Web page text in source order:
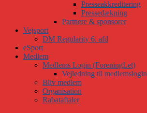
Presseakkreditering
Pressedækning
Partnere & sponsorer
Vejsport
DM Regularity 6. afd
eSport
Medlem
Medlems Login (ForeningLet)
Vejledning til medlemslogin
Bliv medlem
Organisation
Rabataftaler